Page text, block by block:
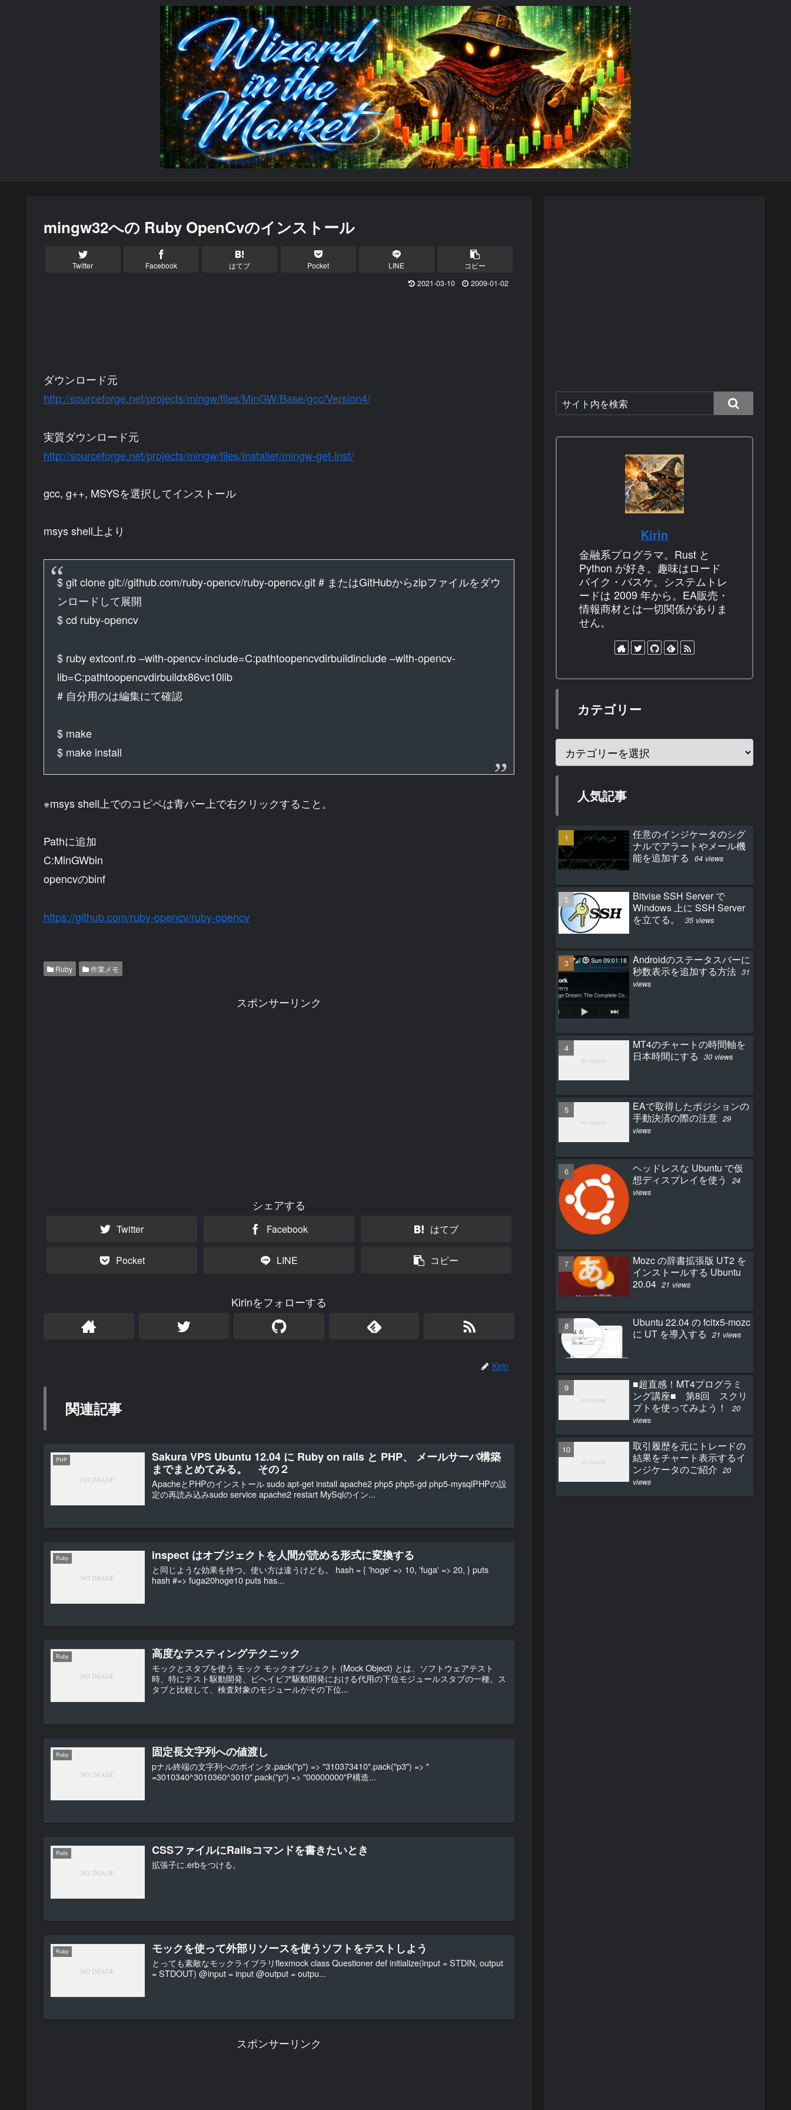
mingw32への Ruby OpenCvのインストール
Twitter Facebook はてブ Pocket LINE コピー
2021-03-10 2009-01-02
ダウンロード元
http://sourceforge.net/projects/mingw/files/MinGW/Base/gcc/Version4/
実質ダウンロード元
http://sourceforge.net/projects/mingw/files/Installer/mingw-get-inst/
gcc, g++, MSYSを選択してインストール
msys shell上より
$ git clone git://github.com/ruby-opencv/ruby-opencv.git # またはGitHubからzipファイルをダウ
ンロードして展開
$ cd ruby-opencv
$ ruby extconf.rb –with-opencv-include=C:pathtoopencvdirbuildinclude –with-opencv-
lib=C:pathtoopencvdirbuildx86vc10lib
# 自分用のは編集にて確認
$ make
$ make install
※msys shell上でのコピペは青バー上で右クリックすること。
Pathに追加
C:MinGWbin
opencvのbinf
https://github.com/ruby-opencv/ruby-opencv
Ruby 作業メモ
スポンサーリンク
シェアする
Twitter Facebook はてブ
Pocket LINE コピー
Kirinをフォローする
Kirin
関連記事
PHP
Sakura VPS Ubuntu 12.04 に Ruby on rails と PHP、 メールサーバ構築
までまとめてみる。 その２
ApacheとPHPのインストール sudo apt-get install apache2 php5 php5-gd php5-mysqlPHPの設
定の再読み込みsudo service apache2 restart MySqlのイン...
Ruby inspect はオブジェクトを人間が読める形式に変換する
と同じような効果を持つ。使い方は違うけども。 hash = { 'hoge' => 10, 'fuga' => 20, } puts
hash #=> fuga20hoge10 puts has...
Ruby 高度なテスティングテクニック
モックとスタブを使う モック モックオブジェクト (Mock Object) とは、ソフトウェアテスト
時、特にテスト駆動開発、ビヘイビア駆動開発における代用の下位モジュールスタブの一種。ス
タブと比較して、検査対象のモジュールがその下位...
Ruby 固定長文字列への値渡し
pナル終端の文字列へのポインタ.pack("p") => "310373410".pack("p3") => "
=3010340^3010360^3010".pack("p") => "00000000"P構造...
Rails CSSファイルにRailsコマンドを書きたいとき
拡張子に.erbをつける。
Ruby モックを使って外部リソースを使うソフトをテストしよう
とっても素敵なモックライブラリflexmock class Questioner def initialize(input = STDIN, output
= STDOUT) @input = input @output = outpu...
スポンサーリンク
Kirin
金融系プログラマ。Rust と
Python が好き。趣味はロード
バイク・バスケ。システムトレ
ードは 2009 年から。EA販売・
情報商材とは一切関係がありま
せん。
カテゴリー
人気記事
任意のインジケータのシグ
ナルでアラートやメール機
能を追加する
64 views
Bitvise SSH Server で
Windows 上に SSH Server
を立てる。
35 views
Androidのステータスバーに
秒数表示を追加する方法 31
views
MT4のチャートの時間軸を
日本時間にする
30 views
EAで取得したポジションの
手動決済の際の注意 29
views
ヘッドレスな Ubuntu で仮
想ディスプレイを使う
24
views
Mozc の辞書拡張版 UT2 を
インストールする Ubuntu
20.04 21 views
Ubuntu 22.04 の fcitx5-mozc
に UT を導入する
21 views
■超直感！MT4プログラミ
ング講座■ 第8回 スクリ
プトを使ってみよう！
20
views
取引履歴を元にトレードの
結果をチャート表示するイ
ンジケータのご紹介 20
views